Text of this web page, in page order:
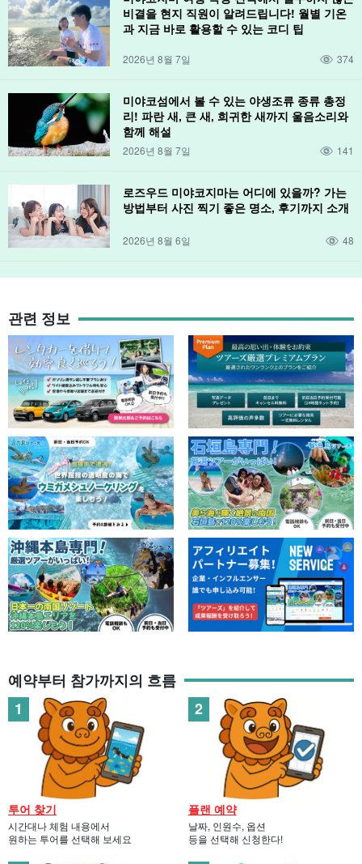
비결을 현지 직원이 알려드립니다! 월별 기온
과 지금 바로 활용할 수 있는 코디 팁
2026년 8월 7일 374
미야코섬에서 볼 수 있는 야생조류 종류 총정
리! 파란 새, 큰 새, 희귀한 새까지 울음소리와
함께 해설
2026년 8월 7일 141
로즈우드 미야코지마는 어디에 있을까? 가는
방법부터 사진 찍기 좋은 명소, 후기까지 소개
2026년 8월 6일 48
관련 정보
예약부터 참가까지의 흐름
투어 찾기
시간대나 체험 내용에서
원하는 투어를 선택해 보세요
플랜 예약
날짜, 인원수, 옵션
등을 선택해 신청한다!